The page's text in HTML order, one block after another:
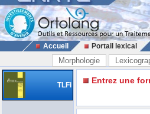
Accueil Portail lexical
Morphologie
TLFi Entrez une